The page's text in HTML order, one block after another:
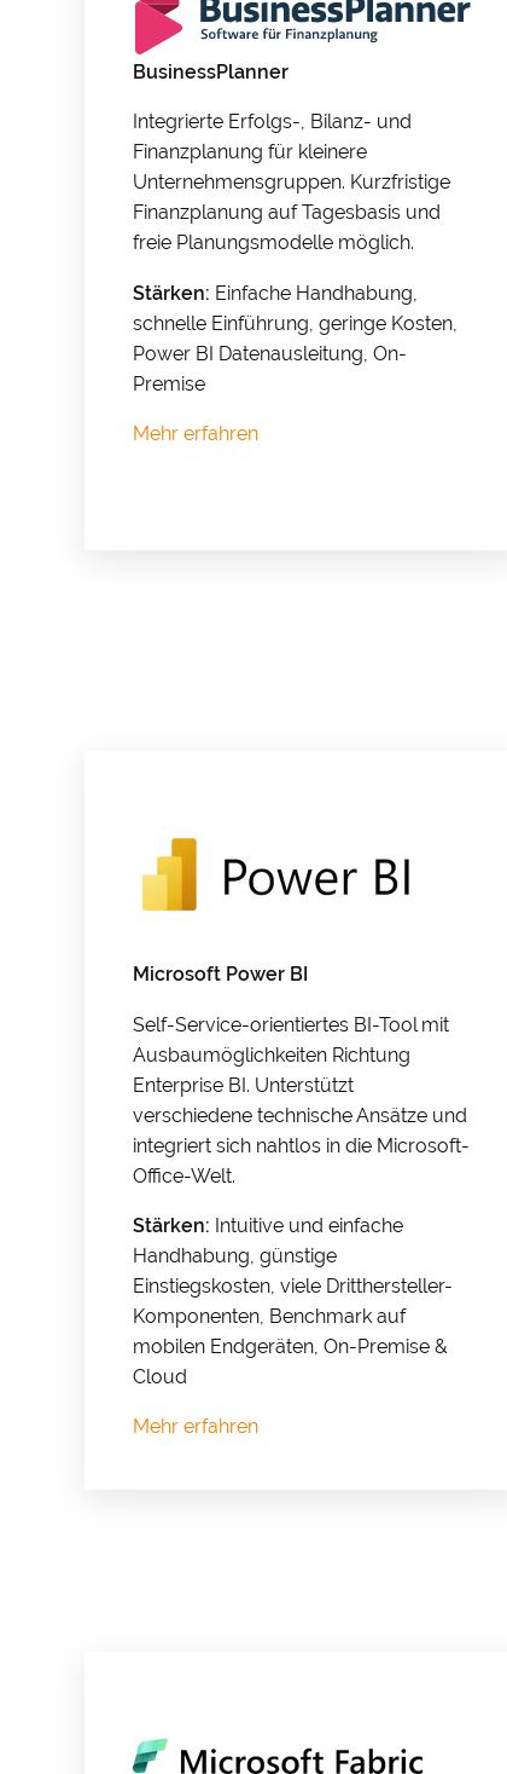
BusinessPlanner
Integrierte Erfolgs-, Bilanz- und
Finanzplanung für kleinere
Unternehmensgruppen. Kurzfristige
Finanzplanung auf Tagesbasis und
freie Planungsmodelle möglich.
Stärken: Einfache Handhabung,
schnelle Einführung, geringe Kosten,
Power BI Datenausleitung, On-
Premise
Mehr erfahren
Microsoft Power BI
Self-Service-orientiertes BI-Tool mit
Ausbaumöglichkeiten Richtung
Enterprise BI. Unterstützt
verschiedene technische Ansätze und
integriert sich nahtlos in die Microsoft-
Office-Welt.
Stärken: Intuitive und einfache
Handhabung, günstige
Einstiegskosten, viele Dritthersteller-
Komponenten, Benchmark auf
mobilen Endgeräten, On-Premise &
Cloud
Mehr erfahren
Vielen